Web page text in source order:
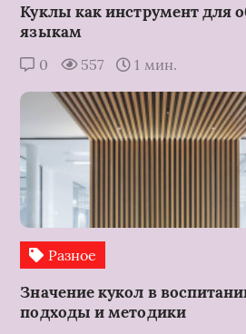
Куклы как инструмент для
языкам
0 557 1 мин.
Разное
Значение кукол в
подходы и методики